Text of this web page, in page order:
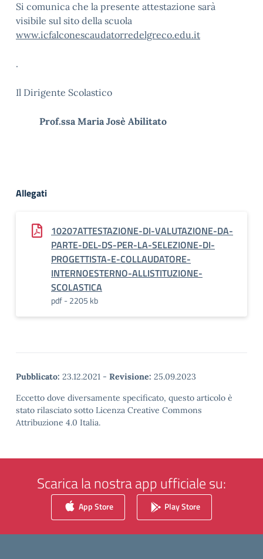
Si comunica che la presente attestazione sarà
visibile sul sito della scuola
www.icfalconescaudatorredelgreco.edu.it
.
Il Dirigente Scolastico
Prof.ssa Maria Josè Abilitato
Allegati
10207ATTESTAZIONE-DI-VALUTAZIONE-DA-
PARTE-DEL-DS-PER-LA-SELEZIONE-DI-
PROGETTISTA-E-COLLAUDATORE-
INTERNOESTERNO-ALLISTITUZIONE-
SCOLASTICA
pdf - 2205 kb
Pubblicato: 23.12.2021 - Revisione: 25.09.2023
Eccetto dove diversamente specificato, questo articolo è
stato rilasciato sotto Licenza Creative Commons
Attribuzione 4.0 Italia.
Scarica la nostra app ufficiale su:
App Store Play Store